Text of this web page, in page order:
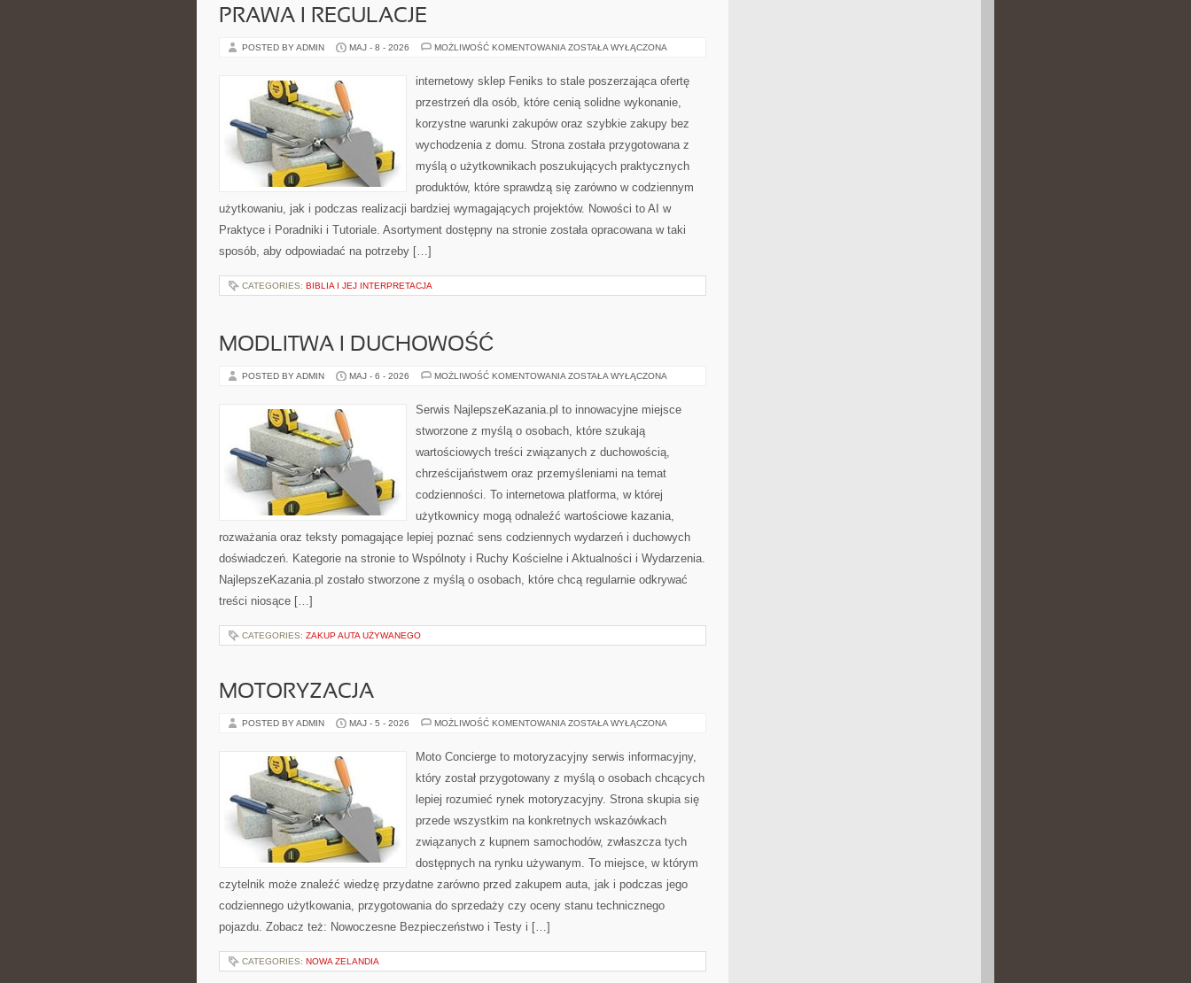
PRAWA I REGULACJE
POSTED BY ADMIN MAJ - 8 - 2026 MOŻLIWOŚĆ KOMENTOWANIA PRAWA
ZOSTAŁA WYŁĄCZONA
internetowy sklep Feniks to stale poszerzająca ofertę
przestrzeń dla osób, które cenią solidne wykonanie,
korzystne warunki zakupów oraz szybkie zakupy bez
wychodzenia z domu. Strona została przygotowana z
myślą o użytkownikach poszukujących praktycznych
produktów, które sprawdzą się zarówno w codziennym
użytkowaniu, jak i podczas realizacji bardziej wymagających projektów. Nowości to AI w
Praktyce i Poradniki i Tutoriale. Asortyment dostępny na stronie została opracowana w taki
sposób, aby odpowiadać na potrzeby […]
CATEGORIES: BIBLIA I JEJ INTERPRETACJA
MODLITWA I DUCHOWOŚĆ
POSTED BY ADMIN MAJ - 6 - 2026 MOŻLIWOŚĆ KOMENTOWANIA MODLITWA
ZOSTAŁA WYŁĄCZONA
Serwis NajlepszeKazania.pl to innowacyjne miejsce
stworzone z myślą o osobach, które szukają
wartościowych treści związanych z duchowością,
chrześcijaństwem oraz przemyśleniami na temat
codzienności. To internetowa platforma, w której
użytkownicy mogą odnaleźć wartościowe kazania,
rozważania oraz teksty pomagające lepiej poznać sens codziennych wydarzeń i duchowych
doświadczeń. Kategorie na stronie to Wspólnoty i Ruchy Kościelne i Aktualności i Wydarzenia.
NajlepszeKazania.pl zostało stworzone z myślą o osobach, które chcą regularnie odkrywać
treści niosące […]
CATEGORIES: ZAKUP AUTA UŻYWANEGO
MOTORYZACJA
POSTED BY ADMIN MAJ - 5 - 2026 MOŻLIWOŚĆ KOMENTOWANIA MOTORYZACJA
ZOSTAŁA WYŁĄCZONA
Moto Concierge to motoryzacyjny serwis informacyjny,
który został przygotowany z myślą o osobach chcących
lepiej rozumieć rynek motoryzacyjny. Strona skupia się
przede wszystkim na konkretnych wskazówkach
związanych z kupnem samochodów, zwłaszcza tych
dostępnych na rynku używanym. To miejsce, w którym
czytelnik może znaleźć wiedzę przydatne zarówno przed zakupem auta, jak i podczas jego
codziennego użytkowania, przygotowania do sprzedaży czy oceny stanu technicznego
pojazdu. Zobacz też: Nowoczesne Bezpieczeństwo i Testy i […]
CATEGORIES: NOWA ZELANDIA